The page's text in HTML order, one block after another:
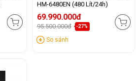
HM-6480EN (480 Lít/24h)
69.990.000đ
95.500.000đ -27%
So sánh